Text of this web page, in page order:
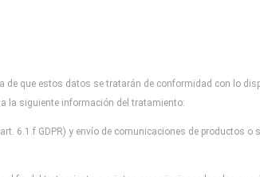
de que estos datos se tratarán de conformidad con lo
la siguiente información del tratamiento:
6.1.f GDPR) y envío de comunicaciones de productos o